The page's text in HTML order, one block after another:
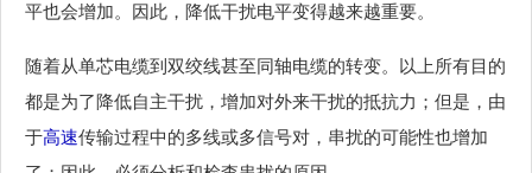
平也会增加。因此，降低干扰电平变得越来越重要。
随着从单芯电缆到双绞线甚至同轴电缆的转变。以上所有目的
都是为了降低自主干扰，增加对外来干扰的抵抗力；但是，由
于高速传输过程中的多线或多信号对，串扰的可能性也增加